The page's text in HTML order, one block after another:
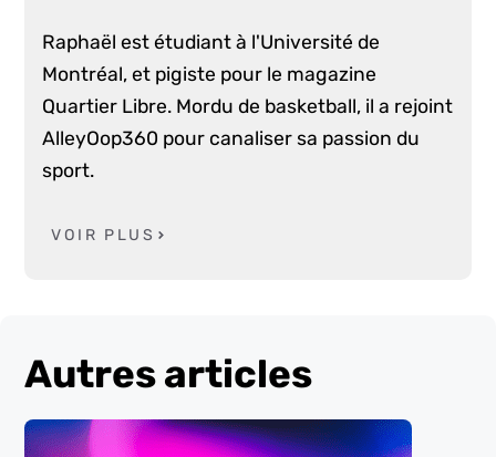
Raphaël est étudiant à l'Université de
Montréal, et pigiste pour le magazine
Quartier Libre. Mordu de basketball, il a rejoint
AlleyOop360 pour canaliser sa passion du
sport.
VOIR PLUS
Autres articles